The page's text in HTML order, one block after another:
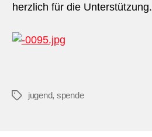
herzlich für die Unterstützung.
Schlagwörter
jugend, spende